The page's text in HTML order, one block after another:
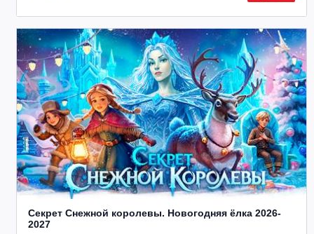
Секрет Снежной королевы. Новогодняя ёлка 2026-
2027